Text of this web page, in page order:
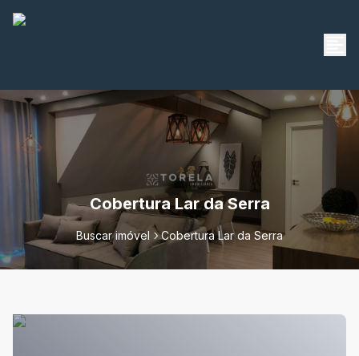
Cobertura Lar da Serra
Buscar imóvel Cobertura Lar da Serra